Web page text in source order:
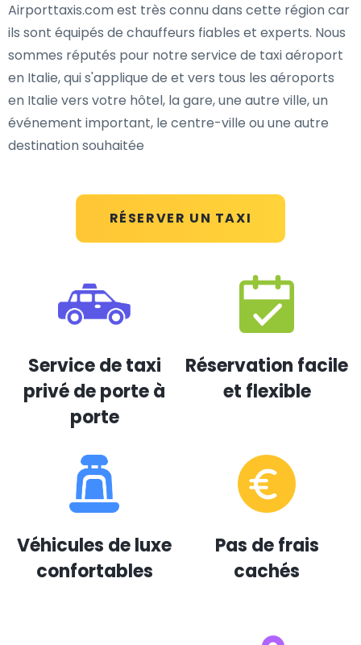
RÉSERVER UN TAXI
Airporttaxis.com est très connu dans cette région car
ils sont équipés de chauffeurs fiables et experts. Nous
sommes réputés pour notre service de taxi aéroport
en Italie, qui s'applique de et vers tous les aéroports
en Italie vers votre hôtel, la gare, une autre ville, un
événement important, le centre-ville ou une autre
destination souhaitée
Service de taxi
privé de porte à
porte
Réservation facile
et flexible
Véhicules de luxe
confortables
Pas de frais
cachés